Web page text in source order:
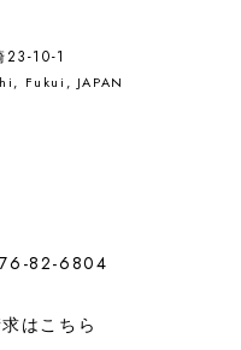
10-1
Fukui, JAPAN
82-6804
はこちら